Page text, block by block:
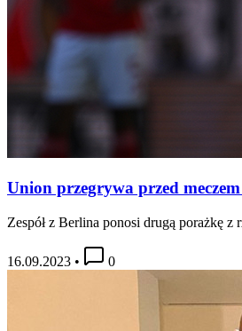
Union przegrywa przed meczem
Zespół z Berlina ponosi drugą porażkę z
16.09.2023 • 0